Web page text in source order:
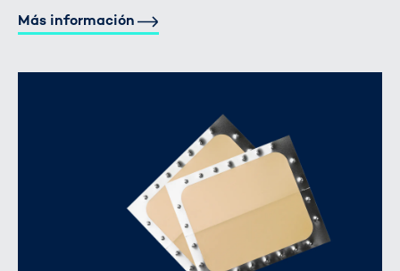
Más información